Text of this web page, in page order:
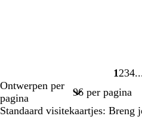
1
1
2
2
3
3
4
4
Ontwerpen per
pagina
Standaard visitekaartjes: Breng